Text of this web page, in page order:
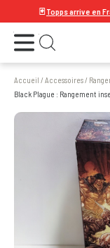
Topps arrive en
Ouvrir le menu Ouvrir la recherche
Accueil /Accessoires/
Black Plague : Rangement